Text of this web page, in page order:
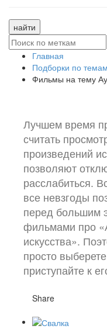
найти
Главная
Подборки по темам
Фильмы на тему
Лучшем время
считать
произведений
позволяют
расслабиться.
все невзгоды
перед большим
фильмами про
искусства».
просто
приступайте к
Share